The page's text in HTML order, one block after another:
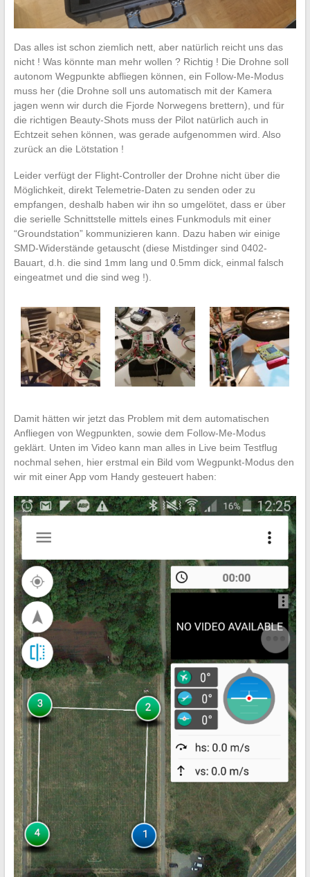
Das alles ist schon ziemlich nett, aber natürlich reicht uns das
nicht ! Was könnte man mehr wollen ? Richtig ! Die Drohne soll
autonom Wegpunkte abfliegen können, ein Follow-Me-Modus
muss her (die Drohne soll uns automatisch mit der Kamera
jagen wenn wir durch die Fjorde Norwegens brettern), und für
die richtigen Beauty-Shots muss der Pilot natürlich auch in
Echtzeit sehen können, was gerade aufgenommen wird. Also
zurück an die Lötstation !
Leider verfügt der Flight-Controller der Drohne nicht über die
Möglichkeit, direkt Telemetrie-Daten zu senden oder zu
empfangen, deshalb haben wir ihn so umgelötet, dass er über
die serielle Schnittstelle mittels eines Funkmoduls mit einer
“Groundstation” kommunizieren kann. Dazu haben wir einige
SMD-Widerstände getauscht (diese Mistdinger sind 0402-
Bauart, d.h. die sind 1mm lang und 0.5mm dick, einmal falsch
eingeatmet und die sind weg !).
Damit hätten wir jetzt das Problem mit dem automatischen
Anfliegen von Wegpunkten, sowie dem Follow-Me-Modus
geklärt. Unten im Video kann man alles in Live beim Testflug
nochmal sehen, hier erstmal ein Bild vom Wegpunkt-Modus den
wir mit einer App vom Handy gesteuert haben: